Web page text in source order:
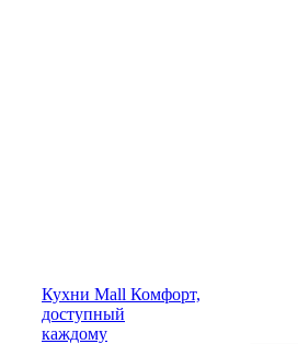
Кухни Mall Комфорт,
доступный
каждому